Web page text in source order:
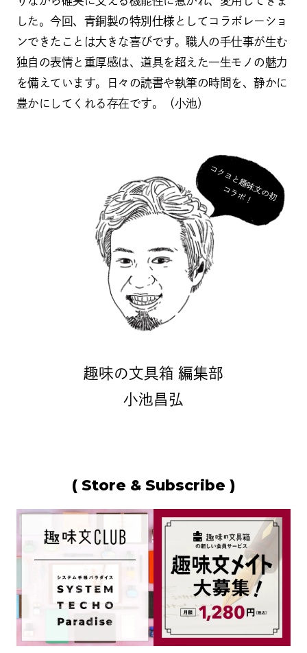
した。今回、青銅製の特別仕様としてコラボレーショ
ンできたことは大きな喜びです。職人の手仕事が生む
独自の表情と重厚感は、道具を超えた一生モノの魅力
を備えています。日々の読書や執筆の時間を、静かに
豊かにしてくれる存在です。（小池）
コ
ク
ヨ
と
趣
味
文
の
初
コ
ラ
ボ
！
趣味の文具箱 編集部
小池昌弘
( Store & Subscribe )